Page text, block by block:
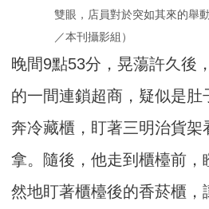
雙眼，店員對於突如其來的舉
／本刊攝影組）
晚間9點53分，晃蕩許久後
的一間連鎖超商，疑似是肚
奔冷藏櫃，盯著三明治貨架
拿。隨後，他走到櫃檯前，
然地盯著櫃檯後的香菸櫃，